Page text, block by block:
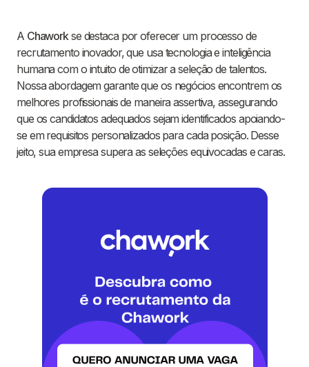
A Chaworkse destaca por oferecer um processo de
recrutamento inovador, que usa tecnologia e inteligência
humana com o intuito de otimizar a seleção de talentos.
Nossa abordagem garante que os negócios encontrem os
melhores profissionais de maneira assertiva, assegurando
que os candidatos adequados sejam identificados apoiando-
se em requisitos personalizados para cada posição. Desse
jeito, sua empresa supera as seleções equivocadas e caras.